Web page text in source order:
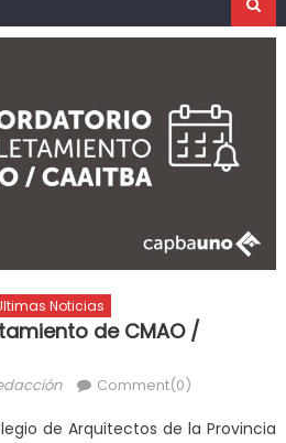
Noticias
de CMAO /
Comment(0)
de Arquitectos de la Provincia